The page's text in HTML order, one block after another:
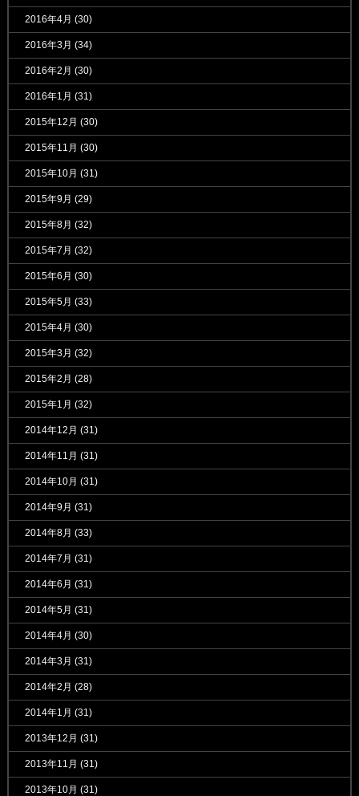
2016年4月 (30)
2016年3月 (34)
2016年2月 (30)
2016年1月 (31)
2015年12月 (30)
2015年11月 (30)
2015年10月 (31)
2015年9月 (29)
2015年8月 (32)
2015年7月 (32)
2015年6月 (30)
2015年5月 (33)
2015年4月 (30)
2015年3月 (32)
2015年2月 (28)
2015年1月 (32)
2014年12月 (31)
2014年11月 (31)
2014年10月 (31)
2014年9月 (31)
2014年8月 (33)
2014年7月 (31)
2014年6月 (31)
2014年5月 (31)
2014年4月 (30)
2014年3月 (31)
2014年2月 (28)
2014年1月 (31)
2013年12月 (31)
2013年11月 (31)
2013年10月 (31)